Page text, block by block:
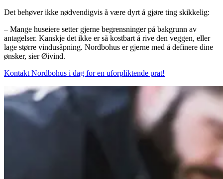
Det behøver ikke nødvendigvis å være dyrt å gjøre ting skikkelig:
– Mange huseiere setter gjerne begrensninger på bakgrunn av
antagelser. Kanskje det ikke er så kostbart å rive den veggen, eller
lage større vindusåpning. Nordbohus er gjerne med å definere dine
ønsker, sier Øivind.
Kontakt Nordbohus i dag for en uforpliktende prat!